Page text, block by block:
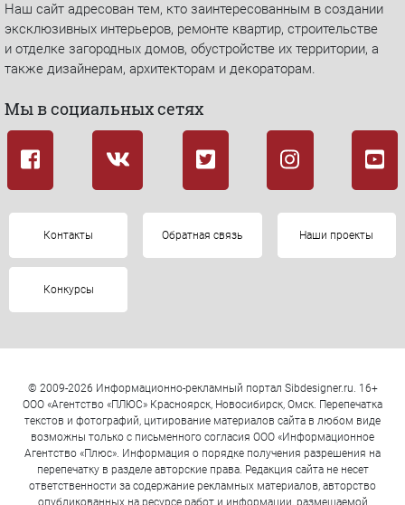
Наш сайт адресован тем, кто заинтересованным в создании
эксклюзивных интерьеров, ремонте квартир, строительстве
и отделке загородных домов, обустройстве их территории, а
также дизайнерам, архитекторам и декораторам.
Мы в социальных сетях
Контакты Обратная связь Наши проекты
Конкурсы
© 2009-2026 Информационно-рекламный портал Sibdesigner.ru. 16+
ООО «Агентство «ПЛЮС» Красноярск, Новосибирск, Омск. Перепечатка
текстов и фотографий, цитирование материалов сайта в любом виде
возможны только с письменного согласия ООО «Информационное
Агентство «Плюс». Информация о порядке получения разрешения на
перепечатку в разделе авторские права. Редакция сайта не несет
ответственности за содержание рекламных материалов, авторство